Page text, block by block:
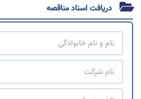
دریافت اسناد مناقصه